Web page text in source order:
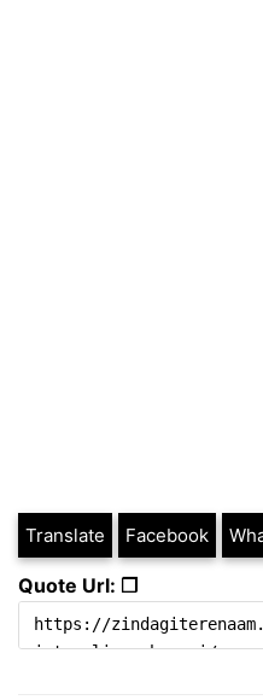
Translate Facebook
Quote Url: ❐